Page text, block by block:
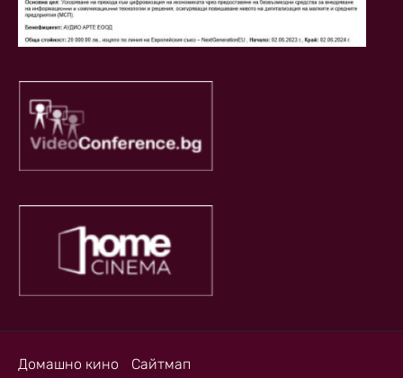
Домашно кино Сайтмап